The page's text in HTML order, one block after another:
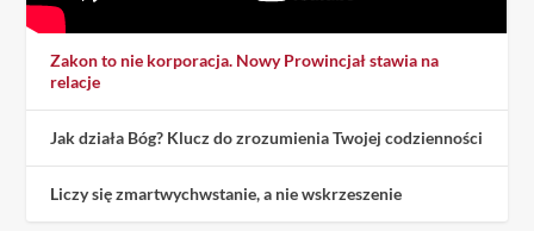
Zakon to nie korporacja. Nowy Prowincjał stawia na
relacje
Jak działa Bóg? Klucz do zrozumienia Twojej codzienności
Liczy się zmartwychwstanie, a nie wskrzeszenie